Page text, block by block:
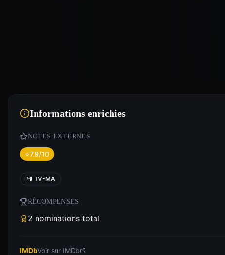
Informations enrichies
NOTES EXTERNES
⭐7.9/10
TV-MA
RÉCOMPENSES
2 nominations total
IMDbVoir sur IMDb